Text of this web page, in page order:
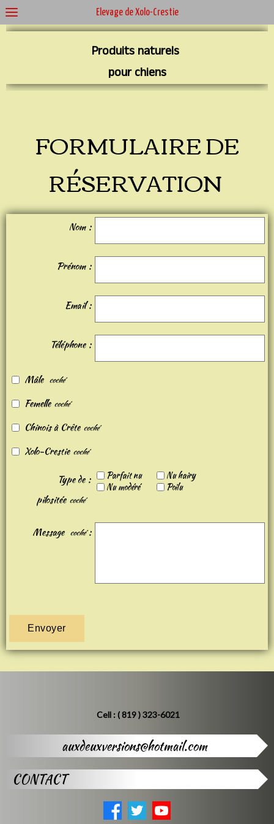
Élevage de Xolo-Crestie
Produits naturels
pour chiens
FORMULAIRE DE
RÉSERVATION
Nom
Prénom
Email
Téléphone
Mâle
Femelle
Chinois à Crête
Xolo-Crestie
Type de
pilositée
Parfait nu
Nu modéré
Nu hairy
Poilu
Message
Cell : ( 819 ) 323-6021
auxdeuxversions@hotmail.com
CONTACT